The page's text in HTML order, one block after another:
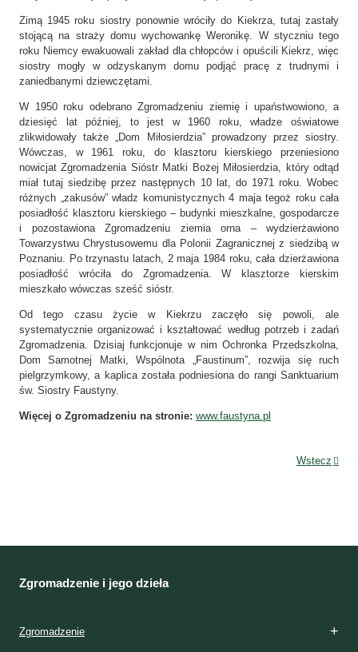
Zimą 1945 roku siostry ponownie wróciły do Kiekrza, tutaj zastały
stojącą na straży domu wychowankę Weronikę. W styczniu tego
roku Niemcy ewakuowali zakład dla chłopców i opuścili Kiekrz, więc
siostry mogły w odzyskanym domu podjąć pracę z trudnymi i
zaniedbanymi dziewczętami.
W 1950 roku odebrano Zgromadzeniu ziemię i upaństwowiono, a
dziesięć lat później, to jest w 1960 roku, władze oświatowe
zlikwidowały także „Dom Miłosierdzia” prowadzony przez siostry.
Wówczas, w 1961 roku, do klasztoru kierskiego przeniesiono
nowicjat Zgromadzenia Sióstr Matki Bożej Miłosierdzia, który odtąd
miał tutaj siedzibę przez następnych 10 lat, do 1971 roku. Wobec
różnych „zakusów” władz komunistycznych 4 maja tegoż roku cała
posiadłość klasztoru kierskiego – budynki mieszkalne, gospodarcze
i pozostawiona Zgromadzeniu ziemia orna – wydzierżawiono
Towarzystwu Chrystusowemu dla Polonii Zagranicznej z siedzibą w
Poznaniu. Po trzynastu latach, 2 maja 1984 roku, cała dzierżawiona
posiadłość wróciła do Zgromadzenia. W klasztorze kierskim
mieszkało wówczas sześć sióstr.
Od tego czasu życie w Kiekrzu zaczęło się powoli, ale
systematycznie organizować i kształtować według potrzeb i zadań
Zgromadzenia. Dzisiaj funkcjonuje w nim Ochronka Przedszkolna,
Dom Samotnej Matki, Wspólnota „Faustinum”, rozwija się ruch
pielgrzymkowy, a kaplica została podniesiona do rangi Sanktuarium
św. Siostry Faustyny.
Więcej o Zgromadzeniu na stronie: www.faustyna.pl
Wstecz
Zgromadzenie i jego dzieła
Zgromadzenie